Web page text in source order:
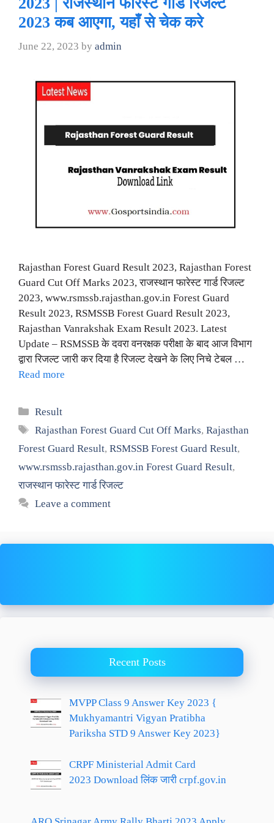
2023 कब आएगा, यहाँ से चेक करे
June 22, 2023 by admin
Rajasthan Forest Guard Result 2023, Rajasthan Forest
Guard Cut Off Marks 2023, राजस्थान फारेस्ट गार्ड रिजल्ट
2023, www.rsmssb.rajasthan.gov.in Forest Guard
Result 2023, RSMSSB Forest Guard Result 2023,
Rajasthan Vanrakshak Exam Result 2023. Latest
Update – RSMSSB के दवरा वनरक्षक परीक्षा के बाद आज विभाग
द्वारा रिजल्ट जारी कर दिया है रिजल्ट देखने के लिए निचे टेबल …
Read more
Categories
Result
Tags
Rajasthan Forest Guard Cut Off Marks,Rajasthan
Forest Guard Result, RSMSSB Forest Guard Result,
www.rsmssb.rajasthan.gov.in Forest Guard Result,
राजस्थान फारेस्ट गार्ड रिजल्ट
Leave a comment
Recent Posts
MVPP Class 9 Answer Key 2023 {
Mukhyamantri Vigyan Pratibha
Pariksha STD 9 Answer Key 2023}
CRPF Ministerial Admit Card
2023 Download लिंक जारी crpf.gov.in